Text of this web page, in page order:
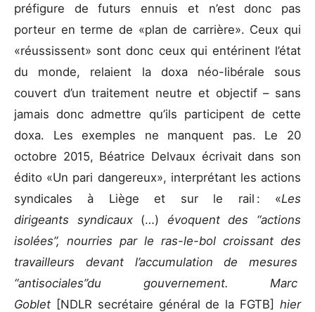
préfigure de futurs ennuis et n’est donc pas
porteur en terme de «plan de carrière». Ceux qui
«réussissent» sont donc ceux qui entérinent l’état
du monde, relaient la doxa néo-libérale sous
couvert d’un traitement neutre et objectif – sans
jamais donc admettre qu’ils participent de cette
doxa. Les exemples ne manquent pas. Le 20
octobre 2015, Béatrice Delvaux écrivait dans son
édito «Un pari dangereux», interprétant les actions
syndicales à Liège et sur le rail : «Les
dirigeants syndicaux (…) évoquent des “actions
isolées”, nourries par le ras-le-bol croissant des
travailleurs devant l’accumulation de mesures
“antisociales”du gouvernement. Marc
Goblet [NDLR secrétaire général de la FGTB] hier